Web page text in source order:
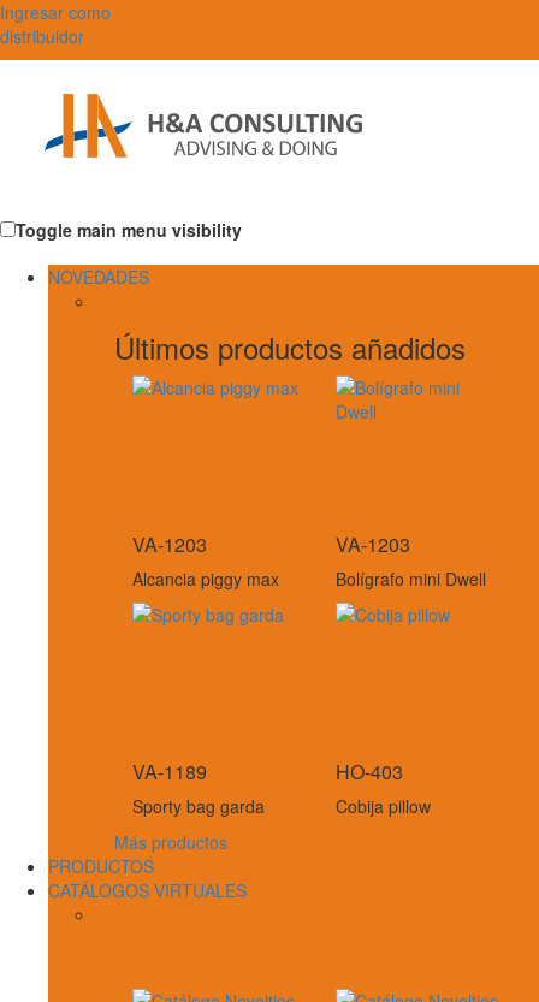
Ingresar como
distribuidor
Toggle main menu visibility
NOVEDADES
Últimos productos añadidos
VA-1203
Alcancia piggy max
VA-1203
Bolígrafo mini Dwell
VA-1189
Sporty bag garda
HO-403
Cobija pillow
Más productos
PRODUCTOS
CATÁLOGOS VIRTUALES